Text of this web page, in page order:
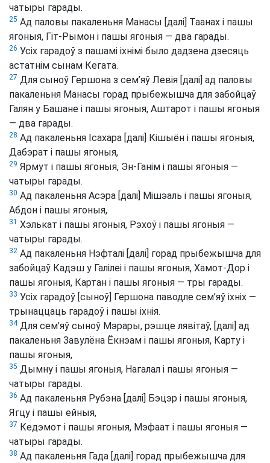
чатыры гарады.
25 Ад паловы пакаленьня Манасы [далі] Таанах і пашы
ягоныя, Гіт-Рымон і пашы ягоныя — два гарады.
26 Усіх гарадоў з пашамі іхнімі было дадзена дзесяць
астатнім сынам Кегата.
27 Для сыноў Гершона з сем’яў Левія [далі] ад паловы
пакаленьня Манасы горад прыбежышча для забойцаў
Галян у Башане і пашы ягоныя, Аштарот і пашы ягоныя
— два гарады.
28 Ад пакаленьня Ісахара [далі] Кішыён і пашы ягоныя,
Дабэрат і пашы ягоныя,
29 Ярмут і пашы ягоныя, Эн-Ганім і пашы ягоныя —
чатыры гарады.
30 Ад пакаленьня Асэра [далі] Мішэаль і пашы ягоныя,
Абдон і пашы ягоныя,
31 Хэлькат і пашы ягоныя, Рэхоў і пашы ягоныя —
чатыры гарады.
32 Ад пакаленьня Нэфталі [далі] горад прыбежышча для
забойцаў Кадэш у Галілеі і пашы ягоныя, Хамот-Дор і
пашы ягоныя, Картан і пашы ягоныя — тры гарады.
33 Усіх гарадоў [сыноў] Гершона паводле сем’яў іхніх —
трынаццаць гарадоў і пашы іхнія.
34Для сем’яў сыноў Мэрары, рэшце лявітаў, [далі] ад
пакаленьня Завулёна Ёкнэам і пашы ягоныя, Карту і
пашы ягоныя,
35 Дымну і пашы ягоныя, Нагалал і пашы ягоныя —
чатыры гарады.
36 Ад пакаленьня Рубэна [далі] Бэцэр і пашы ягоныя,
Ягцу і пашы ейныя,
37 Кедэмот і пашы ягоныя, Мэфаат і пашы ягоныя —
чатыры гарады.
38 Ад пакаленьня Гада [далі] горад прыбежышча для